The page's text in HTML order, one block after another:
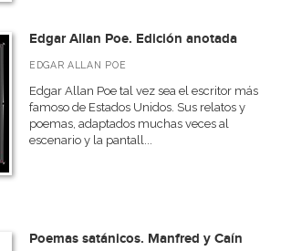
Edgar Allan Poe. Edición anotada
EDGAR ALLAN POE
Edgar Allan Poe tal vez sea el escritor más
famoso de Estados Unidos. Sus relatos y
poemas, adaptados muchas veces al
escenario y la pantall...
Poemas satánicos. Manfred y Caín